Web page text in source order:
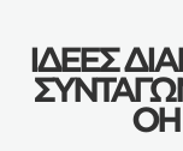
ΙΔΈΕΣ